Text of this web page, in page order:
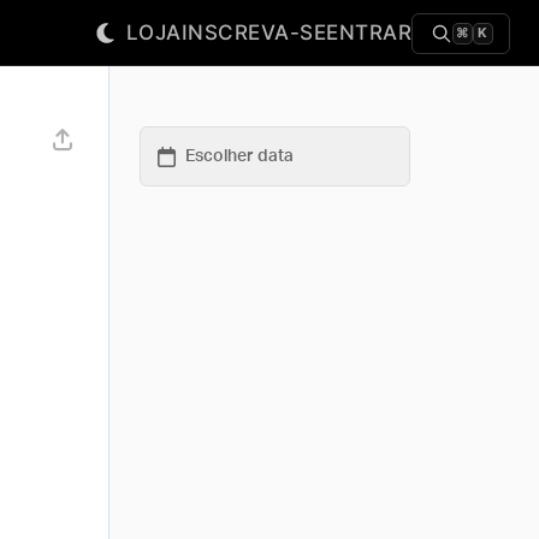
LOJAINSCREVA-SEENTRAR ⌘ K
Escolher data